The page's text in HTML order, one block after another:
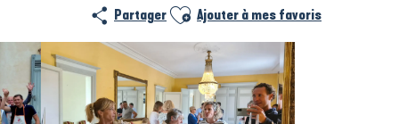
Partager Ajouter aux favoris
Ajouter à mes favoris